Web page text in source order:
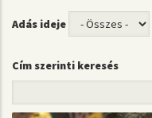
Adás ideje
Cím szerinti keresés